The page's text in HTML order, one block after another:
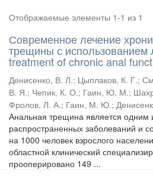
Отображаемые элементы 1-1 из 1
Современное лечение
трещины с использованием
treatment of chronic anal
Денисенко, В. Л.; Цыплаков, К. Г.;
В. Я.; Чепик, К. О.; Гаин, Ю. М.;
Фролов, Л. А.; Гаин, М. Ю.;
Анальная трещина является одним
распространенных заболеваний и
на 1000 человек взрослого
областной клинический
прооперировано 149 ...